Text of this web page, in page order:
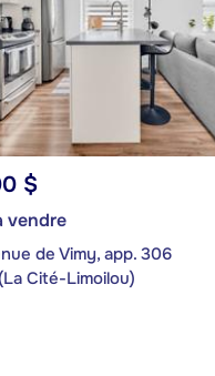
$
vendre
de Vimy, app. 306
Cité-Limoilou)